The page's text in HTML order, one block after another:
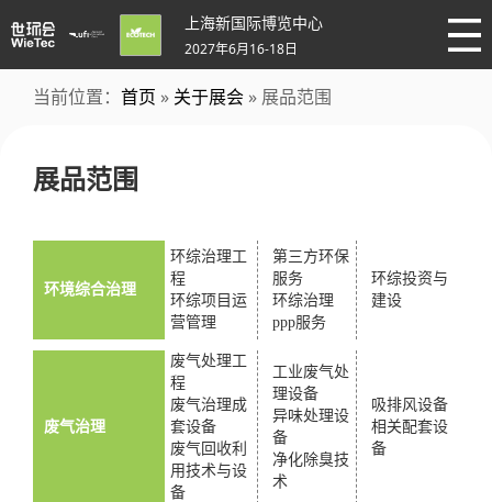
上海新国际博览中心
2027年6月16-18日
当前位置： 首页 » 关于展会 » 展品范围
展品范围
环境综合治理
环综治理工
程
环综项目运
营管理
第三方环保
服务
环综治理
ppp服务
环综投资与
建设
废气治理
废气处理工
程
废气治理成
套设备
废气回收利
用技术与设
备
工业废气处
理设备
异味处理设
备
净化除臭技
术
吸排风设备
相关配套设
备